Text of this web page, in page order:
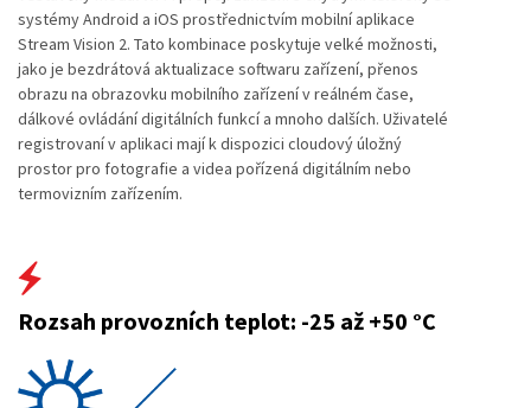
systémy Android a iOS prostřednictvím mobilní aplikace
Stream Vision 2. Tato kombinace poskytuje velké možnosti,
jako je bezdrátová aktualizace softwaru zařízení, přenos
obrazu na obrazovku mobilního zařízení v reálném čase,
dálkové ovládání digitálních funkcí a mnoho dalších. Uživatelé
registrovaní v aplikaci mají k dispozici cloudový úložný
prostor pro fotografie a videa pořízená digitálním nebo
termovizním zařízením.
Rozsah provozních teplot: -25 až +50 °C